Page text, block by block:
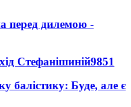
перед дилемою -
Стефанішиній9851
балістику: Буде, але є